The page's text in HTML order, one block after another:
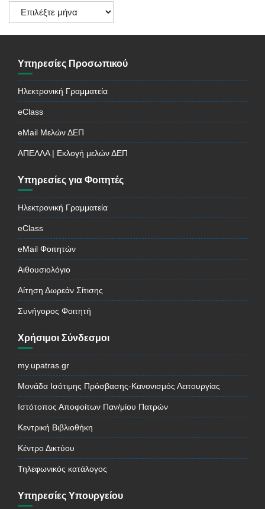
Ιστορικό
Ανακοινώσεων
Υπηρεσίες Προσωπικού
Ηλεκτρονική Γραμματεία
eClass
eMail Μελών ΔΕΠ
ΑΠΕΛΛΑ | Εκλογή μελών ΔΕΠ
Υπηρεσίες για Φοιτητές
Ηλεκτρονική Γραμματεία
eClass
eMail Φοιτητών
Αιθουσιολόγιο
Αίτηση Δωρεάν Σίτισης
Συνήγορος Φοιτητή
Χρήσιμοι Σύνδεσμοι
my.upatras.gr
Μονάδα Ισότιμης Πρόσβασης-Κανονισμός Λειτουργίας
Ιστότοπος Αποφοίτων Παν/μίου Πατρών
Κεντρική Βιβλιοθήκη
Κέντρο Δικτύου
Τηλεφωνικός κατάλογος
Υπηρεσίες Υπουργείου